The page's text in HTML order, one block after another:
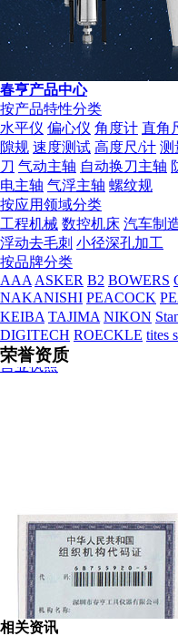
春亨产品中心
按产品特性分类
水平仪 偏心仪 角度计 直角
隙规 速度测试 高度尺/计 测
刀 气动主轴 自动换刀主轴
电主轴 气浮主轴 螺纹规
按应用领域分类
工程机械 数控机床 汽车制
浮动去毛刺 小径深孔加工
按品牌分类
AAA ASKER B2 BOWERS
NAKANISHI PEACOCK
KEIBA TAJIMA NIKON
DIGITECH ROECKLE tites
荣誉资质
营业执照
相关资讯